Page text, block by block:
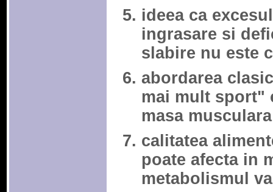
ideea ca
ingrasare si
slabire nu este
abordarea
mai mult sport"
masa
calitatea
poate afecta in
metabolismul